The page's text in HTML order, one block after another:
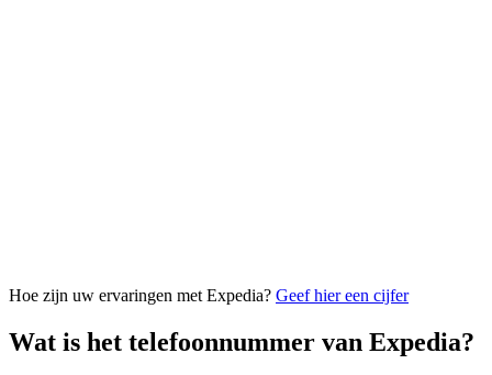
Hoe zijn uw ervaringen met Expedia? Geef hier een cijfer
Wat is het telefoonnummer van Expedia?